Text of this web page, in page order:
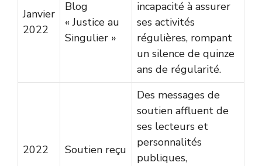
Janvier
2022
Blog
« Justice au
Singulier »
incapacité à assurer
ses activités
régulières, rompant
un silence de quinze
ans de régularité.
2022 Soutien reçu
Des messages de
soutien affluent de
ses lecteurs et
personnalités
publiques,